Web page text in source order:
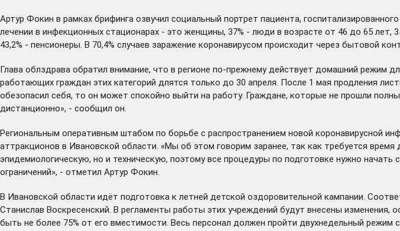
Артур Фокин в рамках брифинга озвучил социальный портрет пациента,
лечении в инфекционных стационарах - это женщины, 37% - люди в возрасте от 46 до 65
43,2% - пенсионеры. В 70,4% случаев заражение коронавирусом происходит через бытовой
Глава облздрава обратил внимание, что в регионе по-прежнему действует домашний режим
работающих граждан этих категорий длятся только до 30 апреля. После 1 мая продления
обезопасил себя, то он может спокойно выйти на работу. Граждане, которые не прошли
дистанционно», - сообщил он.
Региональным оперативным штабом по борьбе с распространением новой коронавирусной
аттракционов в Ивановской области. «Мы об этом говорим заранее, так как требуется
эпидемиологическую, но и техническую, поэтому все процедуры по подготовке нужно
ограничений», - отметил Артур Фокин.
В Ивановской области идёт подготовка к летней детской оздоровительной кампании.
Станислав Воскресенский. В регламенты работы этих учреждений будут внесены
быть не более 75% от его вместимости. Весь персонал должен пройти двухнедельный